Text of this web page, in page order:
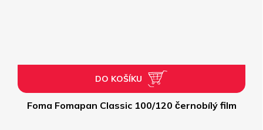
Foma Fomapan Classic 100/120 černobílý film
DO KOŠÍKU